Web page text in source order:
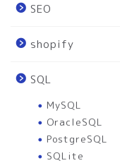
SEO
shopify
SQL
MySQL
OracleSQL
PostgreSQL
SQLite